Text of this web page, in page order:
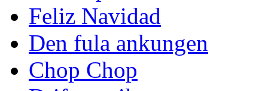
Feliz Navidad
Den fula ankungen
Chop Chop